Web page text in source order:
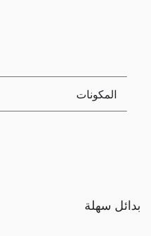
المكونات
بدائل سهلة